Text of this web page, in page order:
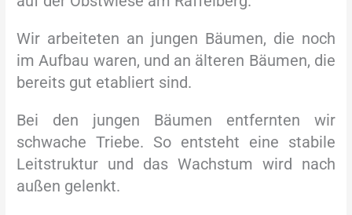
Wir arbeiteten an jungen Bäumen, die noch
im Aufbau waren, und an älteren Bäumen, die
bereits gut etabliert sind.
Bei den jungen Bäumen entfernten wir
schwache Triebe. So entsteht eine stabile
Leitstruktur und das Wachstum wird nach
außen gelenkt.